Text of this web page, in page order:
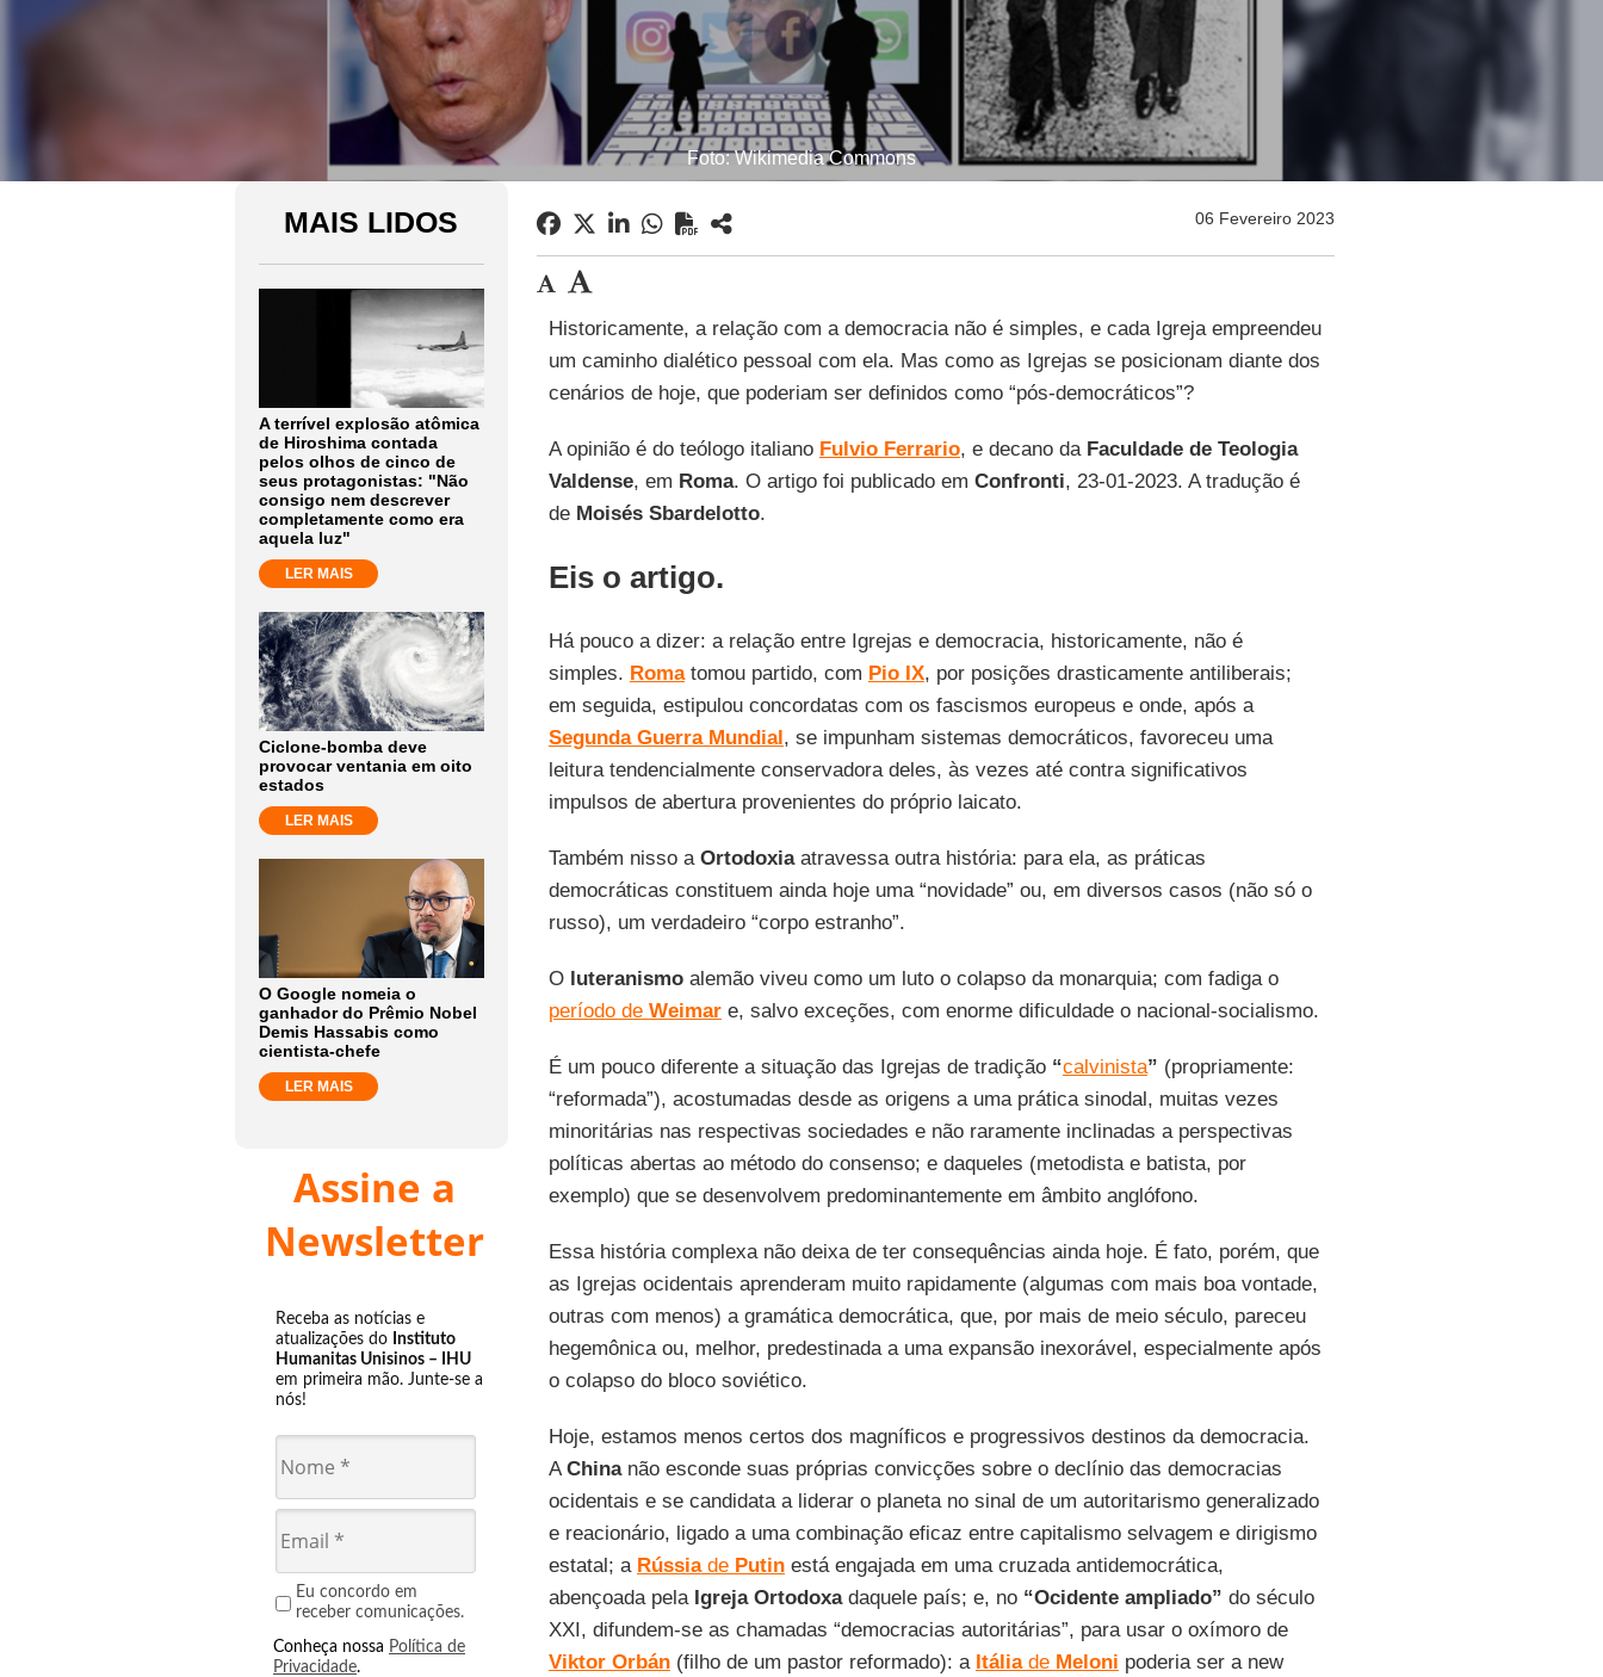
Foto: Wikimedia Commons
MAIS LIDOS
A terrível explosão atômica
de Hiroshima contada
pelos olhos de cinco de
seus protagonistas: "Não
consigo nem descrever
completamente como era
aquela luz"
LER MAIS
Ciclone-bomba deve
provocar ventania em oito
estados
LER MAIS
O Google nomeia o
ganhador do Prêmio Nobel
Demis Hassabis como
cientista-chefe
LER MAIS
Assine a
Newsletter
Receba as notícias e
atualizações do Instituto
Humanitas Unisinos – IHU
em primeira mão. Junte-se a
nós!
Eu concordo em
receber comunicações.
Conheça nossa Política de
Privacidade.
06 Fevereiro 2023
Historicamente, a relação com a democracia não é simples, e cada Igreja empreendeu
um caminho dialético pessoal com ela. Mas como as Igrejas se posicionam diante dos
cenários de hoje, que poderiam ser definidos como “pós-democráticos”?
A opinião é do teólogo italiano Fulvio Ferrario, e decano da Faculdade de Teologia
Valdense, em Roma. O artigo foi publicado em Confronti, 23-01-2023. A tradução é
de Moisés Sbardelotto.
Eis o artigo.
Há pouco a dizer: a relação entre Igrejas e democracia, historicamente, não é
simples. Romatomou partido, com Pio IX, por posições drasticamente antiliberais;
em seguida, estipulou concordatas com os fascismos europeus e onde, após a
Segunda Guerra Mundial, se impunham sistemas democráticos, favoreceu uma
leitura tendencialmente conservadora deles, às vezes até contra significativos
impulsos de abertura provenientes do próprio laicato.
Também nisso a Ortodoxiaatravessa outra história: para ela, as práticas
democráticas constituem ainda hoje uma “novidade” ou, em diversos casos (não só o
russo), um verdadeiro “corpo estranho”.
O luteranismoalemão viveu como um luto o colapso da monarquia; com fadiga o
período de Weimare, salvo exceções, com enorme dificuldade o nacional-socialismo.
É um pouco diferente a situação das Igrejas de tradição “calvinista” (propriamente:
“reformada”), acostumadas desde as origens a uma prática sinodal, muitas vezes
minoritárias nas respectivas sociedades e não raramente inclinadas a perspectivas
políticas abertas ao método do consenso; e daqueles (metodista e batista, por
exemplo) que se desenvolvem predominantemente em âmbito anglófono.
Essa história complexa não deixa de ter consequências ainda hoje. É fato, porém, que
as Igrejas ocidentais aprenderam muito rapidamente (algumas com mais boa vontade,
outras com menos) a gramática democrática, que, por mais de meio século, pareceu
hegemônica ou, melhor, predestinada a uma expansão inexorável, especialmente após
o colapso do bloco soviético.
Hoje, estamos menos certos dos magníficos e progressivos destinos da democracia.
AChinanão esconde suas próprias convicções sobre o declínio das democracias
ocidentais e se candidata a liderar o planeta no sinal de um autoritarismo generalizado
e reacionário, ligado a uma combinação eficaz entre capitalismo selvagem e dirigismo
estatal; a Rússiade Putinestá engajada em uma cruzada antidemocrática,
abençoada pela Igreja Ortodoxadaquele país; e, no “Ocidente ampliado” do século
XXI, difundem-se as chamadas “democracias autoritárias”, para usar o oxímoro de
Viktor Orbán(filho de um pastor reformado): a Itáliade Meloni poderia ser a new